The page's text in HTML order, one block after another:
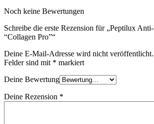
Noch keine Bewertungen
Schreibe die erste Rezension für „Peptilux
“Collagen Pro”“
Deine E-Mail-Adresse wird nicht veröffentlicht.
Felder sind mit * markiert
Deine Bewertung
Deine Rezension *